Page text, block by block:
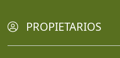
PROPIETARIOS